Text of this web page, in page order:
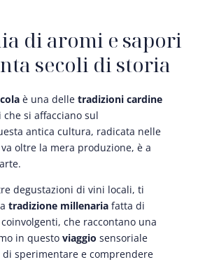
di aromi e sapori
secoli di storia
è una delletradizioni cardine
che si affacciano sul
antica cultura, radicata nelle
oltre la mera produzione, è a
degustazioni di vini locali, ti
tradizione millenariafatta di
coinvolgenti, che raccontano una
in questo viaggio sensoriale
sperimentare e comprendere